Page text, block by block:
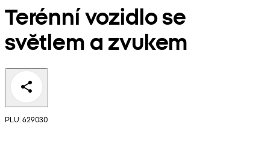
Terénní vozidlo se
světlem a zvukem
PLU: 629030